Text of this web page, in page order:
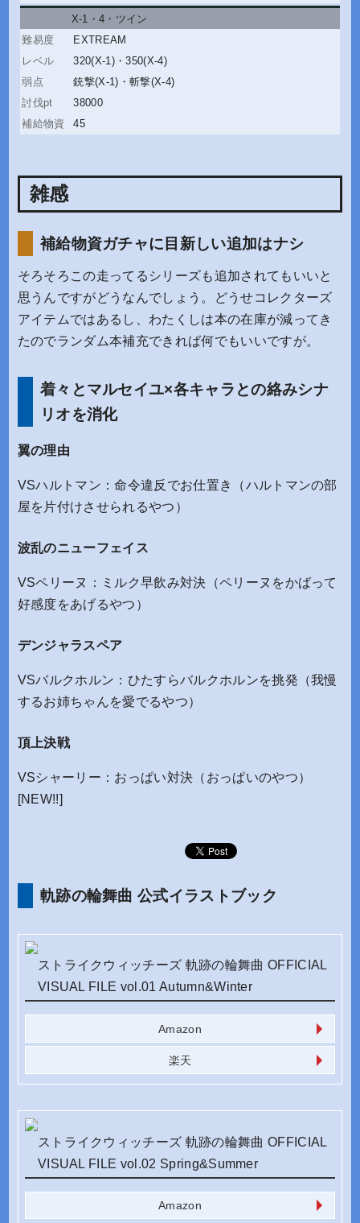
X-1・4 ・ ツイン
EXTREAM
320(X-1)・350(X-4)
銃撃(X-1) ・ 斬撃(X-4)
38000
45
雑感
補給物資ガチャに目新しい追加はナシ
そろそろこの走ってるシリーズも追加されてもいいと
思うんですがどうなんでしょう。どうせコレクターズ
アイテムではあるし、わたくしは本の在庫が減ってき
たのでランダム本補充できれば何でもいいですが。
着々とマルセイユ×各キャラとの絡みシナ
リオを消化
翼の理由
VSハルトマン：命令違反でお仕置き（ハルトマンの部
屋を片付けさせられるやつ）
波乱のニューフェイス
VSペリーヌ：ミルク早飲み対決（ペリーヌをかばって
好感度をあげるやつ）
デンジャラスペア
VSバルクホルン：ひたすらバルクホルンを挑発（我慢
するお姉ちゃんを愛でるやつ）
頂上決戦
VSシャーリー：おっぱい対決（おっぱいのやつ）
[NEW!!]
軌跡の輪舞曲 公式イラストブック
ストライクウィッチーズ 軌跡の輪舞曲 OFFICIAL
VISUAL FILE vol.01 Autumn&Winter
Amazon
楽天
ストライクウィッチーズ 軌跡の輪舞曲 OFFICIAL
VISUAL FILE vol.02 Spring&Summer
Amazon